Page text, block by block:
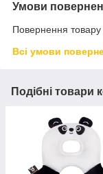
Умови
Повернення товару
Всі умови
Подібні товари